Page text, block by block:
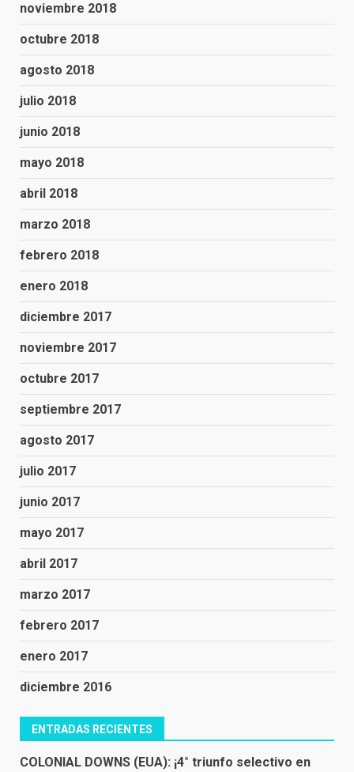
noviembre 2018
octubre 2018
agosto 2018
julio 2018
junio 2018
mayo 2018
abril 2018
marzo 2018
febrero 2018
enero 2018
diciembre 2017
noviembre 2017
octubre 2017
septiembre 2017
agosto 2017
julio 2017
junio 2017
mayo 2017
abril 2017
marzo 2017
febrero 2017
enero 2017
diciembre 2016
ENTRADAS RECIENTES
COLONIAL DOWNS (EUA): ¡4° triunfo selectivo en